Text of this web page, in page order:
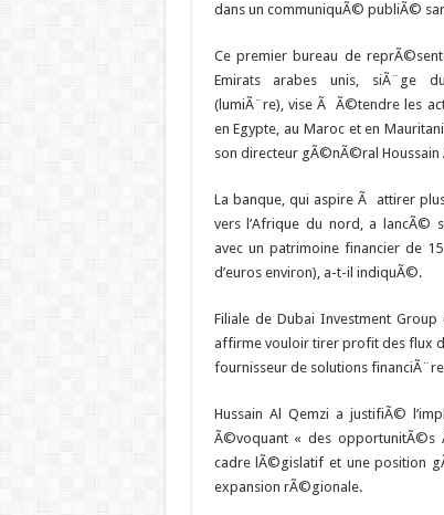
dans un communiquÃ© publiÃ©
Ce premier bureau de
Emirats arabes unis, siÃ¨ge
(lumiÃ¨re), vise Ã Ã©tendre les
en Egypte, au Maroc et en
son directeur gÃ©nÃ©ral Houssain
La banque, qui aspire Ã attirer
vers l’Afrique du nord, a lancÃ©
avec un patrimoine financier de
d’euros environ), a-t-il indiquÃ©.
Filiale de Dubai Investment
affirme vouloir tirer profit des flux
fournisseur de solutions
Hussain Al Qemzi a justifiÃ©
Ã©voquant « des opportunitÃ©s
cadre lÃ©gislatif et une position
expansion rÃ©gionale.